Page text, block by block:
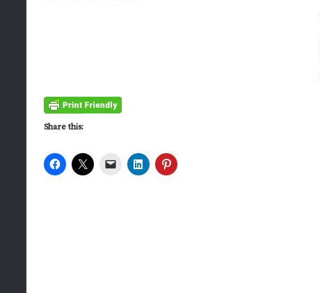
Share this: